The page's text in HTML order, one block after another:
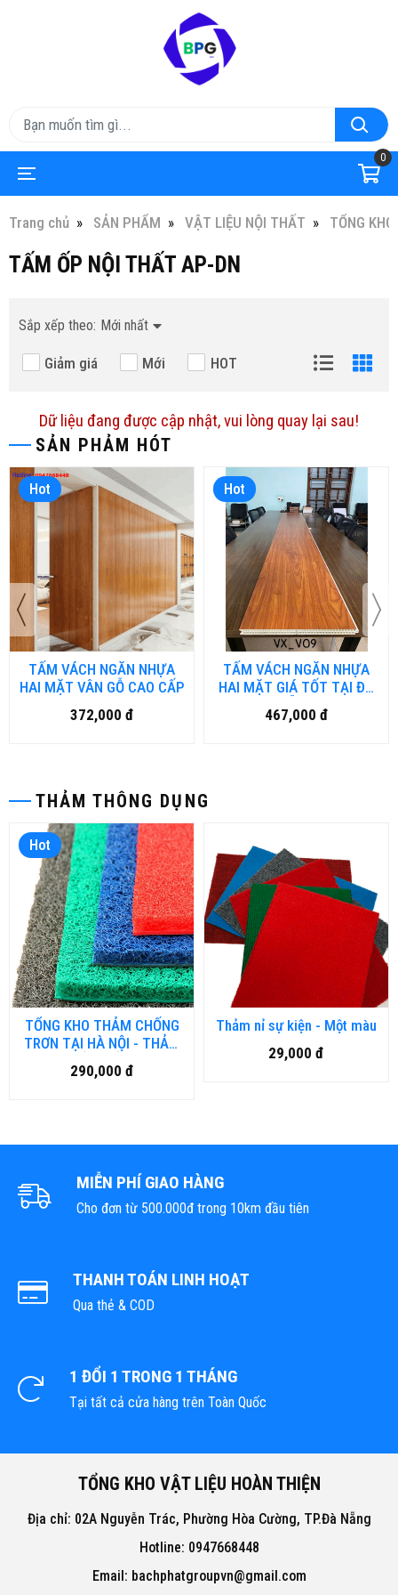
0
Trang chủ SẢN PHẨM VẬT LIỆU NỘI THẤT TỔNG
SẢN PHẢM HÓT
Hot
TẤM VÁCH NGĂN NHỰA
HAI MẶT VÂN GỖ CAO CẤP
372,000 đ
Hot
TẤM VÁCH NGĂN NHỰA
HAI MẶT GIÁ TỐT TẠI ĐÀ
NẴNG
467,000 đ
THẢM THÔNG DỤNG
Hot
TỔNG KHO THẢM CHỐNG
TRƠN TẠI HÀ NỘI - THẢM
NHỤA RỐI, THẢM NHƯA
LƯỚI, THẢM 3D
290,000 đ
Thảm nỉ sự kiện - Một màu
29,000 đ
TẤM ỐP NỘI THẤT AP-DN
Sắp xếp theo: Mới nhất
Giảm giá Mới HOT
Dữ liệu đang được cập nhật, vui lòng quay lại sau!
MIỄN PHÍ GIAO HÀNG
Cho đơn từ 500.000đ trong 10km đầu tiên
THANH TOÁN LINH HOẠT
Qua thẻ & COD
1 ĐỔI 1 TRONG 1 THÁNG
Tại tất cả cửa hàng trên Toàn Quốc
TỔNG KHO VẬT LIỆU HOÀN THIỆN
Địa chỉ: 02A Nguyễn Trác, Phường Hòa Cường, TP.Đà Nẵng
Hotline: 0947668448
Email: bachphatgroupvn@gmail.com